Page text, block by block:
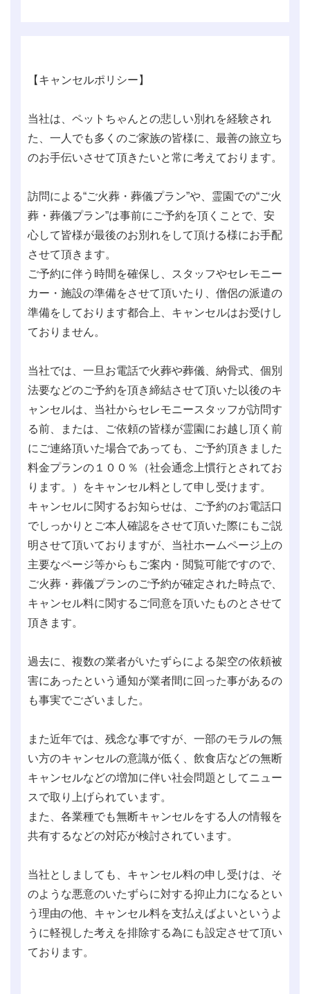
【キャンセルポリシー】
当社は、ペットちゃんとの悲しい別れを経験され
た、一人でも多くのご家族の皆様に、最善の旅立ち
のお手伝いさせて頂きたいと常に考えております。
訪問による“ご火葬・葬儀プラン”や、霊園での“ご火
葬・葬儀プラン”は事前にご予約を頂くことで、安
心して皆様が最後のお別れをして頂ける様にお手配
させて頂きます。
ご予約に伴う時間を確保し、スタッフやセレモニー
カー・施設の準備をさせて頂いたり、僧侶の派遣の
準備をしております都合上、キャンセルはお受けし
ておりません。
当社では、一旦お電話で火葬や葬儀、納骨式、個別
法要などのご予約を頂き締結させて頂いた以後のキ
ャンセルは、当社からセレモニースタッフが訪問す
る前、または、ご依頼の皆様が霊園にお越し頂く前
にご連絡頂いた場合であっても、ご予約頂きました
料金プランの１００％（社会通念上慣行とされてお
ります。）をキャンセル料として申し受けます。
キャンセルに関するお知らせは、ご予約のお電話口
でしっかりとご本人確認をさせて頂いた際にもご説
明させて頂いておりますが、当社ホームページ上の
主要なページ等からもご案内・閲覧可能ですので、
ご火葬・葬儀プランのご予約が確定された時点で、
キャンセル料に関するご同意を頂いたものとさせて
頂きます。
過去に、複数の業者がいたずらによる架空の依頼被
害にあったという通知が業者間に回った事があるの
も事実でございました。
また近年では、残念な事ですが、一部のモラルの無
い方のキャンセルの意識が低く、飲食店などの無断
キャンセルなどの増加に伴い社会問題としてニュー
スで取り上げられています。
また、各業種でも無断キャンセルをする人の情報を
共有するなどの対応が検討されています。
当社としましても、キャンセル料の申し受けは、そ
のような悪意のいたずらに対する抑止力になるとい
う理由の他、キャンセル料を支払えばよいというよ
うに軽視した考えを排除する為にも設定させて頂い
ております。